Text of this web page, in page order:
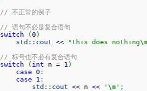
// 不正常的例子
// 语句不必是复合语句
switch
( 0 )
std:: cout << "this does nothing
// 标号也不必有复合语句
switch
( int n = 1 )
case 0 :
case
1 :
std:: cout << n << ' \n ' ;